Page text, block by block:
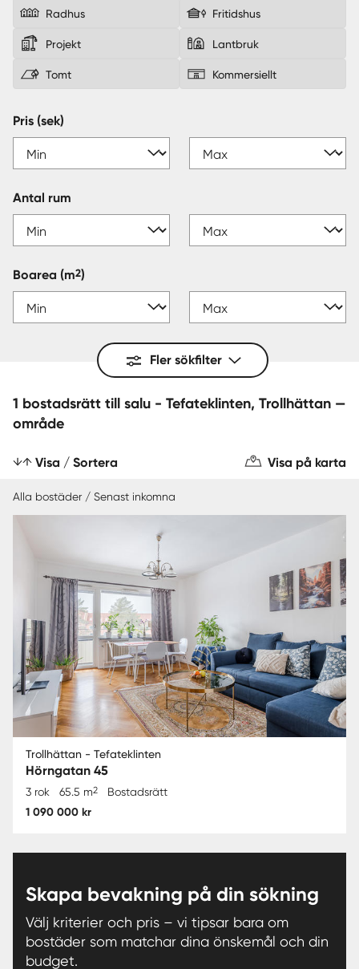
Radhus Fritidshus
Projekt Lantbruk
Tomt Kommersiellt
Pris (sek)
Antal rum
Boarea (m2)
Fler sökfilter
1 bostadsrätt till salu - Tefateklinten, Trollhättan —
område
Visa / Sortera Visa på karta
Alla bostäder / Senast inkomna
Trollhättan - Tefateklinten
Hörngatan 45
3 rok 65.5 m2 Bostadsrätt
1 090 000 kr
Skapa bevakning på din sökning
Välj kriterier och pris – vi tipsar bara om
bostäder som matchar dina önskemål och din
budget.